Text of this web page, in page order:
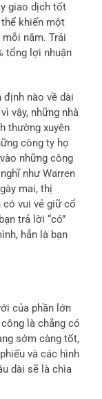
giao dịch tốt
khiến một
năm. Trái
tổng lợi nhuận
nào về dài
vậy, những nhà
thường xuyên
công ty họ
những công
như Warren
mai, thị
vui vẻ giữ cổ
trả lời “có”
hẳn là bạn
của phần lớn
là chẳng có
sớm càng tốt,
và các hình
dài sẽ là chìa